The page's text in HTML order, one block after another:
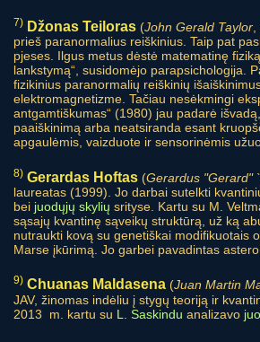
7) Džonas Teiloras (John Gerald Taylor
prieš paranormalius reiškinius. Taip pat
pjeses. Ilgus metus dėstė matematinę
lankstymą“, susidomėjo parapsichologija.
fizikinius paranormalių reiškinių
elektromagnetizme. Tačiau nesėkmingi
antgamtiškumas“ (1980) jau padarė
paaiškinimą arba neatsiranda esant
apgaulėmis, vaizduote ir sensorinėmis
8) Gerardas Hoftas (Gerardus "Gerard"
laureatas (1999). Jo darbai sutelkti
bei juodųjų skylių srityse. Kartu su M.
sąsajų kvantinę sąveikų struktūrą, už ką
nutraukti kovą su genetiškai modifikuotais
Marse įkūrimą. Jo garbei pavadintas
9) Chuanas Maldasena (Juan Martin
JAV, žinomas indėliu į stygų teoriją ir
2013 m. kartu su L. Saskindu analizavo